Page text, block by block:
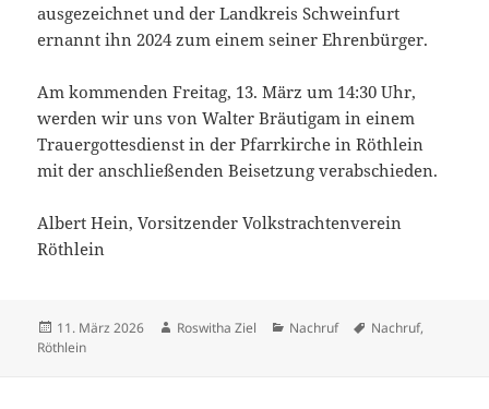
ausgezeichnet und der Landkreis Schweinfurt
ernannt ihn 2024 zum einem seiner Ehrenbürger.
Am kommenden Freitag, 13. März um 14:30 Uhr,
werden wir uns von Walter Bräutigam in einem
Trauergottesdienst in der Pfarrkirche in Röthlein
mit der anschließenden Beisetzung verabschieden.
Albert Hein, Vorsitzender Volkstrachtenverein
Röthlein
Veröffentlicht
am
11. März 2026 Autor
Roswitha Ziel Kategorien
Nachruf Schlagwörter
Nachruf,
Röthlein